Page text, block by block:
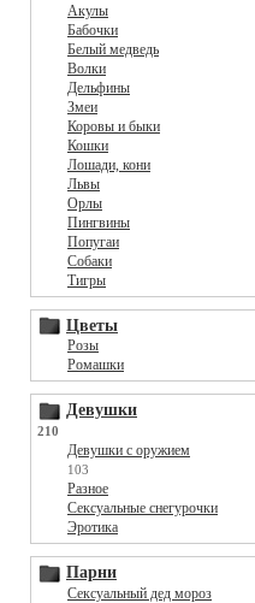
Акулы
Бабочки
Белый медведь
Волки
Дельфины
Змеи
Коровы и быки
Кошки
Лошади, кони
Львы
Орлы
Пингвины
Попугаи
Собаки
Тигры
Цветы
Розы
Ромашки
Девушки
210
Девушки с оружием
103
Разное
Сексуальные снегурочки
Эротика
Парни
Сексуальный дед мороз